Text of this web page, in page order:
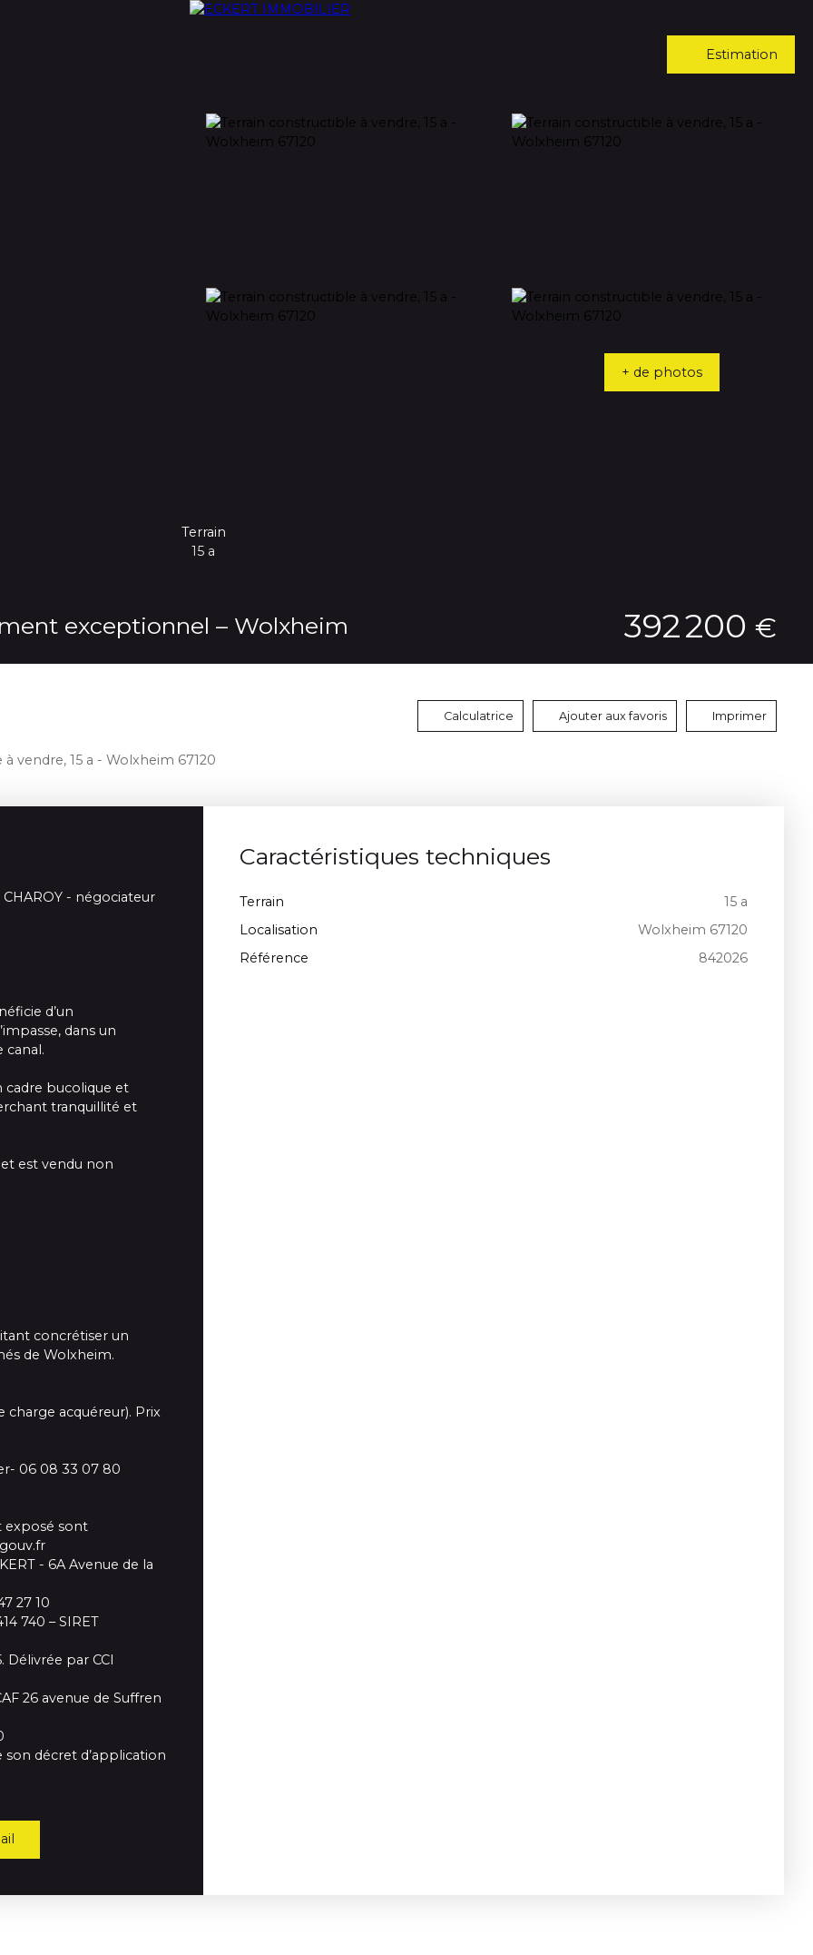
Estimation
+ de photos
Terrain
15 a
exceptionnel – Wolxheim 392 200 €
Calculatrice Ajouter aux favoris Imprimer
vendre, 15 a - Wolxheim 67120
- négociateur
d’un
dans un
cadre bucolique et
tranquillité et
et est vendu non
concrétiser un
de Wolxheim.
charge acquéreur). Prix
06 08 33 07 80
exposé sont
- 6A Avenue de la
27 10
740 – SIRET
Délivrée par CCI
26 avenue de Suffren
son décret d’application
Caractéristiques techniques
Terrain
15 a
Localisation
Wolxheim 67120
Référence
842026